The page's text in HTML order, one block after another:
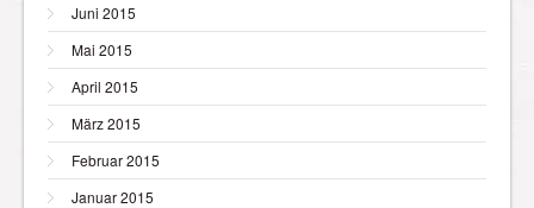
Juni 2015
Mai 2015
April 2015
März 2015
Februar 2015
Januar 2015